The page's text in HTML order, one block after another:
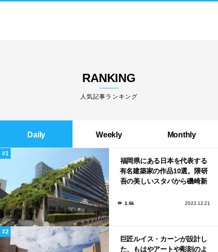
RANKING
人気記事ランキング
Daily Weekly Monthly
福岡県にある日本を代表する
有名建築家の作品10選。隈研
吾の美しいスタバから磯崎新
1.6k 2022.12.21
巨匠ルイス・カーンが設計し
た、もはやアートや彫刻のよ